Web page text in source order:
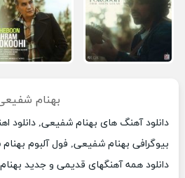
بهنام
دانلود آهنگ های بهنام شفیعی, دانلود
بیوگرافی بهنام شفیعی, فول آلبوم
دانلود همه آهنگهای قدیمی و جدید